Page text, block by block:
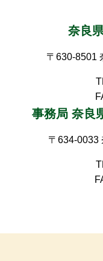
奈良
〒630-8501
事務局 奈良
〒634-0033